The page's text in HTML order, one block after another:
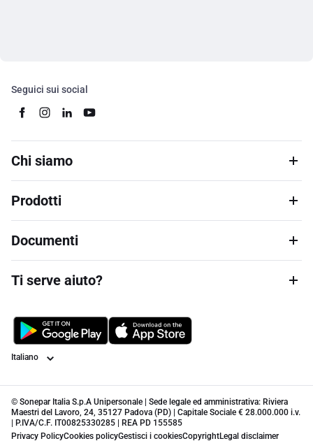
Seguici sui social
Chi siamo
Prodotti
Documenti
Ti serve aiuto?
Lingua
© Sonepar Italia S.p.A Unipersonale | Sede legale ed amministrativa: Riviera
Maestri del Lavoro, 24, 35127 Padova (PD) | Capitale Sociale € 28.000.000 i.v.
| P.IVA/C.F. IT00825330285 | REA PD 155585
Privacy PolicyCookies policyGestisci i cookiesCopyrightLegal disclaimer